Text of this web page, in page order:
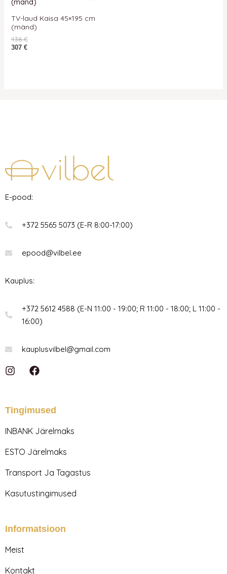
TV-laud Kaisa 45×195 cm
(mänd)
438€
307 €
E-pood:
+372 5565 5073 (E-R 8:00-17:00)
epood@vilbel.ee
Kauplus:
+372 5612 4588 (E-N 11:00 - 19:00; R 11:00 - 18:00; L 11:00 -
16:00)
kauplusvilbel@gmail.com
I
a
r
m
F
a
b
o
Tingimused
INBANK Järelmaks
ESTO Järelmaks
Transport Ja Tagastus
Kasutustingimused
Informatsioon
Meist
Kontakt